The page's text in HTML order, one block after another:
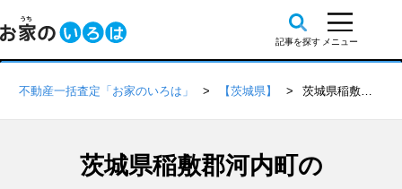
不動産一括査定「お家のいろは」 【茨城県】 茨城県稲敷郡河内町の不動産会社 口コミ・評判一覧
茨城県稲敷郡河内町の